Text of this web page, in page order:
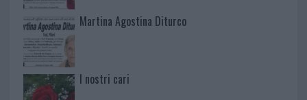
Martina Agostina Diturco
I nostri cari